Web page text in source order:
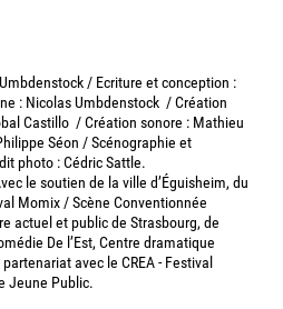
/ Ecriture et conception :
: Nicolas Umbdenstock / Création
Castillo / Création sonore : Mathieu
Séon / Scénographie et
photo : Cédric Sattle.
le soutien de la ville d’Éguisheim, du
Momix / Scène Conventionnée
actuel et public de Strasbourg, de
De l’Est, Centre dramatique
avec le CREA - Festival
Jeune Public.